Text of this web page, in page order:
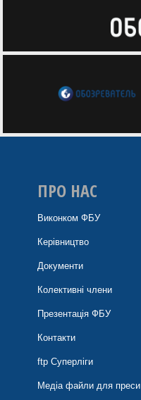
ПРО НАС
Виконком ФБУ
Керівництво
Документи
Колективні члени
Презентація ФБУ
Контакти
ftp Суперліги
Медіа файли для преси